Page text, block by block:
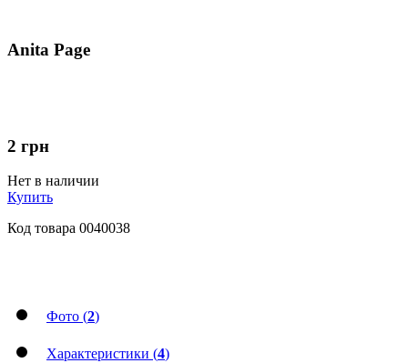
Anita Page
2 грн
Нет в наличии
Купить
Код товара 0040038
Фото (2)
Характеристики (4)